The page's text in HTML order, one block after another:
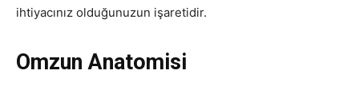
ihtiyacınız olduğunuzun işaretidir.
Omzun Anatomisi